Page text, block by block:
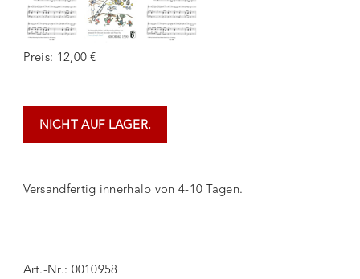
Preis: 12,00 €
NICHT AUF LAGER.
Versandfertig innerhalb von 4-10 Tagen.
Art.-Nr.: 0010958